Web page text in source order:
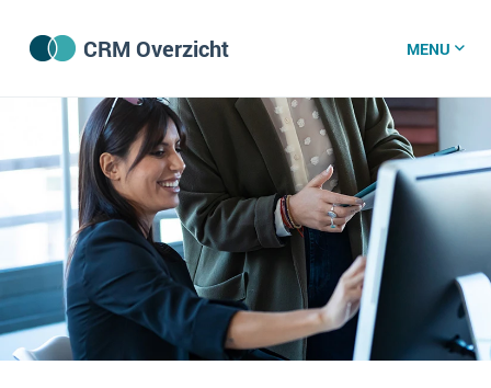
CRM Overzicht
CRM software
CRM kenniscentrum
CRM nieuws
Wat is CRM?
MENU